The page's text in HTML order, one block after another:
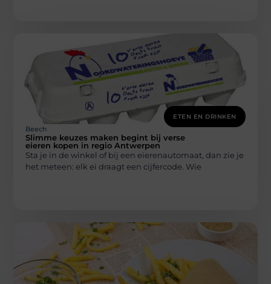
ETEN EN DRINKEN
Beech
Slimme keuzes maken begint bij verse
eieren kopen in regio Antwerpen
Sta je in de winkel of bij een eierenautomaat, dan zie je
het meteen: elk ei draagt een cijfercode. Wie